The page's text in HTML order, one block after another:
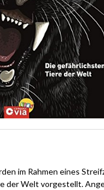
im Rahmen eines
der Welt vorgestellt.